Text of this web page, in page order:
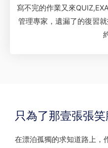
寫不完的作業又來
管理專家，遺漏了的復習
只為了那壹張張笑
在漂泊孤獨的求知道路上，